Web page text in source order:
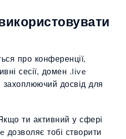
про конференції,
сесії, домен .live
захоплюючий досвід для
ти активний у сфері
дозволяє тобі створити